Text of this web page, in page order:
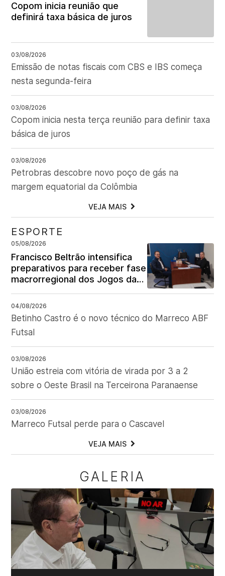
Copom inicia reunião que
definirá taxa básica de juros
03/08/2026
Emissão de notas fiscais com CBS e IBS começa
nesta segunda-feira
03/08/2026
Copom inicia nesta terça reunião para definir taxa
básica de juros
03/08/2026
Petrobras descobre novo poço de gás na
margem equatorial da Colômbia
VEJA MAIS
ESPORTE
05/08/2026
Francisco Beltrão intensifica
preparativos para receber fase
macrorregional dos Jogos da
04/08/2026
Betinho Castro é o novo técnico do Marreco ABF
Futsal
03/08/2026
União estreia com vitória de virada por 3 a 2
sobre o Oeste Brasil na Terceirona Paranaense
03/08/2026
Marreco Futsal perde para o Cascavel
VEJA MAIS
GALERIA